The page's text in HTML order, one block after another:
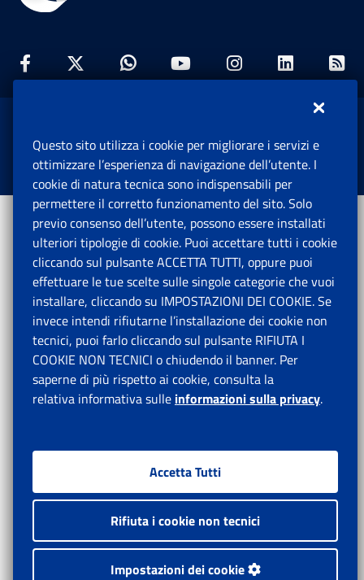
Facebook: Apre una nuova finestra
Twitter: Apre una nuova finestra
Whatsapp: Apre una nuova
Youtube: Apre una
Instagram:
Istituto Nazionale Previdenza Sociale.
Tutti i diritti riservati.
Questo sito utilizza i cookie per migliorare i servizi e
ottimizzare l’esperienza di navigazione dell’utente. I
cookie di natura tecnica sono indispensabili per
permettere il corretto funzionamento del sito. Solo
previo consenso dell’utente, possono essere installati
ulteriori tipologie di cookie. Puoi accettare tutti i cookie
cliccando sul pulsante ACCETTA TUTTI, oppure puoi
effettuare le tue scelte sulle singole categorie che vuoi
installare, cliccando su IMPOSTAZIONI DEI COOKIE. Se
invece intendi rifiutarne l’installazione dei cookie non
tecnici, puoi farlo cliccando sul pulsante RIFIUTA I
COOKIE NON TECNICI o chiudendo il banner. Per
saperne di più rispetto ai cookie, consulta la
relativa informativa sulle informazioni sulla privacy.
Accetta Tutti
Rifiuta i cookie non tecnici
Impostazioni dei cookie